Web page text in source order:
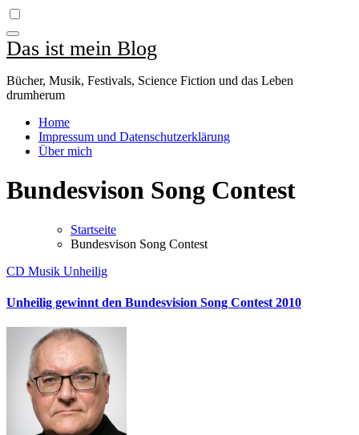
Das ist mein Blog
Bücher, Musik, Festivals, Science Fiction und das Leben
drumherum
Home
Impressum und Datenschutzerklärung
Über mich
Bundesvison Song Contest
Startseite
Bundesvison Song Contest
CD Musik Unheilig
Unheilig gewinnt den Bundesvision Song Contest 2010